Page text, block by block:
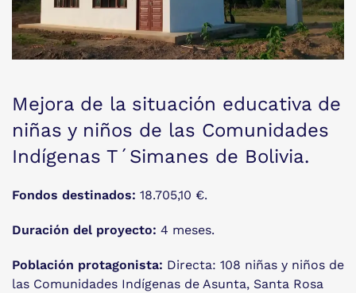
Mejora de la situación educativa de
niñas y niños de las Comunidades
Indígenas T´Simanes de Bolivia.
Fondos destinados: 18.705,10 €.
Duración del proyecto: 4 meses.
Población protagonista: Directa: 108 niñas y niños de
las Comunidades Indígenas de Asunta, Santa Rosa